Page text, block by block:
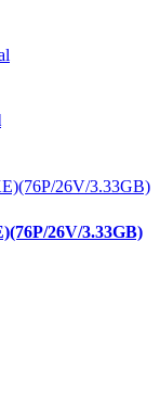
26V/3.33GB)